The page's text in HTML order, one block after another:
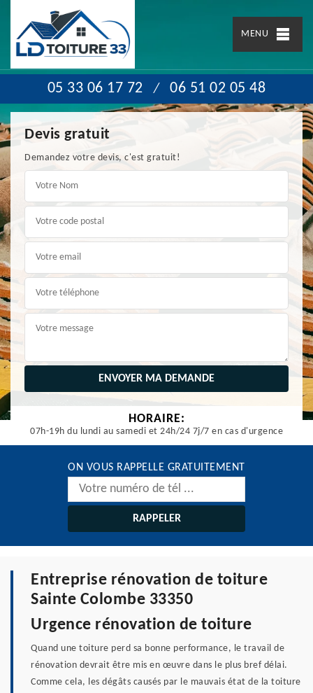
MENU
05 33 06 17 72 / 06 51 02 05 48
Devis gratuit
Demandez votre devis, c'est gratuit!
HORAIRE:
07h-19h du lundi au samedi et 24h/24 7j/7 en cas d'urgence
ON VOUS RAPPELLE GRATUITEMENT
Entreprise rénovation de toiture
Sainte Colombe 33350
Urgence rénovation de toiture
Quand une toiture perd sa bonne performance, le travail de
rénovation devrait être mis en œuvre dans le plus bref délai.
Comme cela, les dégâts causés par le mauvais état de la toiture